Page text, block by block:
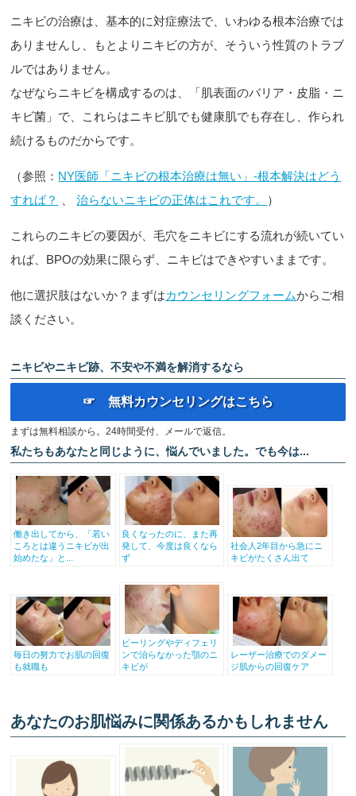
ニキビの治療は、基本的に対症療法で、いわゆる根本治療では
ありませんし、もとよりニキビの方が、そういう性質のトラブ
ルではありません。
なぜならニキビを構成するのは、「肌表面のバリア・皮脂・ニ
キビ菌」で、これらはニキビ肌でも健康肌でも存在し、作られ
続けるものだからです。
（参照： NY医師「ニキビの根本治療は無い」-根本解決はどう
すれば？
、治らないニキビの正体はこれです。 ）
これらのニキビの要因が、毛穴をニキビにする流れが続いてい
れば、BPOの効果に限らず、ニキビはできやすいままです。
他に選択肢はないか？まずはカウンセリングフォームからご相
談ください。
ニキビやニキビ跡、不安や不満を解消するなら
☞ 無料カウンセリングはこちら
まずは無料相談から。24時間受付、メールで返信。
私たちもあなたと同じように、悩んでいました。でも今は...
働き出してから、「若い
ころとは違うニキビが出
始めたな」と...
良くなったのに、また再
発して、今度は良くなら
ず
社会人2年目から急にニ
キビがたくさん出て
毎日の努力でお肌の回復
も就職も
ピーリングやディフェリ
ンで治らなかった顎のニ
キビが
レーザー治療でのダメー
ジ肌からの回復ケア
あなたのお肌悩みに関係あるかもしれません